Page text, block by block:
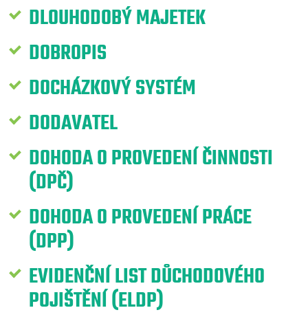
DLOUHODOBÝ MAJETEK
DOBROPIS
DOCHÁZKOVÝ SYSTÉM
DODAVATEL
DOHODA O PROVEDENÍ ČINNOSTI
(DPČ)
DOHODA O PROVEDENÍ PRÁCE
(DPP)
EVIDENČNÍ LIST DŮCHODOVÉHO
POJIŠTĚNÍ (ELDP)